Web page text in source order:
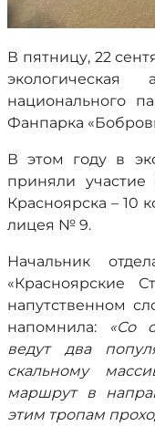
В пятницу, 22
экологическая
национального
Фанпарка
В этом году в
приняли участие
Красноярска – 10
лицея № 9.
Начальник
«Красноярские
напутственном
напомнила:
«Со
ведут два
скальному
маршрут в
этим тропам